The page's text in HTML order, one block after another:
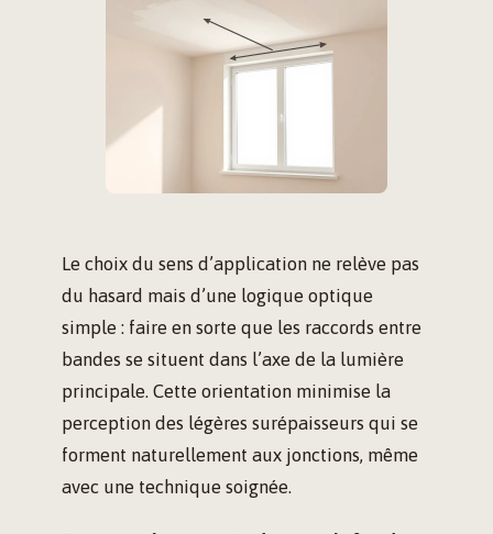
Le choix du sens d’application ne relève pas
du hasard mais d’une logique optique
simple : faire en sorte que les raccords entre
bandes se situent dans l’axe de la lumière
principale. Cette orientation minimise la
perception des légères surépaisseurs qui se
forment naturellement aux jonctions, même
avec une technique soignée.